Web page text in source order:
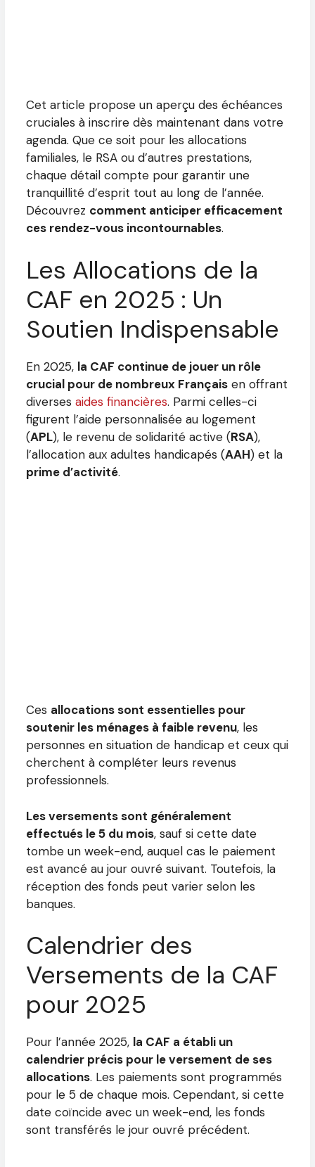
Cet article propose un aperçu des échéances
cruciales à inscrire dès maintenant dans votre
agenda. Que ce soit pour les allocations
familiales, le RSA ou d’autres prestations,
chaque détail compte pour garantir une
tranquillité d’esprit tout au long de l’année.
Découvrez comment anticiper efficacement
ces rendez-vous incontournables.
Les Allocations de la
CAF en 2025 : Un
Soutien Indispensable
En 2025, la CAF continue de jouer un rôle
crucial pour de nombreux Français en offrant
diverses aides financières. Parmi celles-ci
figurent l’aide personnalisée au logement
(APL), le revenu de solidarité active (RSA),
l’allocation aux adultes handicapés (AAH) et la
prime d’activité.
Ces allocations sont essentielles pour
soutenir les ménages à faible revenu, les
personnes en situation de handicap et ceux qui
cherchent à compléter leurs revenus
professionnels.
Les versements sont généralement
effectués le 5 du mois, sauf si cette date
tombe un week-end, auquel cas le paiement
est avancé au jour ouvré suivant. Toutefois, la
réception des fonds peut varier selon les
banques.
Calendrier des
Versements de la CAF
pour 2025
Pour l’année 2025, la CAF a établi un
calendrier précis pour le versement de ses
allocations. Les paiements sont programmés
pour le 5 de chaque mois. Cependant, si cette
date coïncide avec un week-end, les fonds
sont transférés le jour ouvré précédent.